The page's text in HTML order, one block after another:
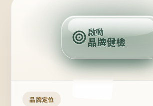
定
位
點
啟動
品牌健檢
品牌定位